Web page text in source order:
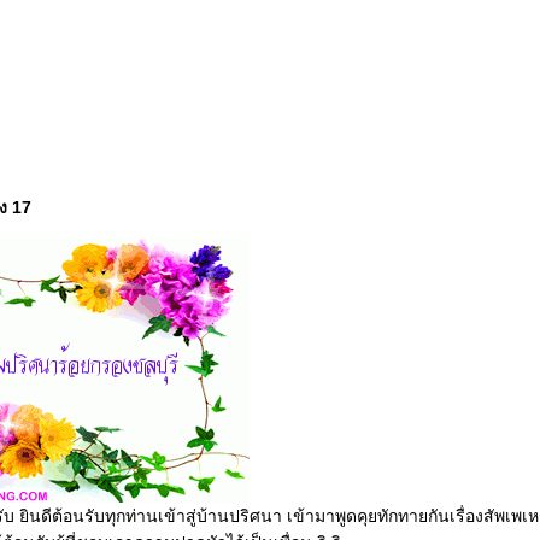
17
ยินดีต้อนรับทุกท่านเข้าสู่บ้านปริศนา เข้ามาพูดคุยทักทายกันเรื่องสัพเพเ